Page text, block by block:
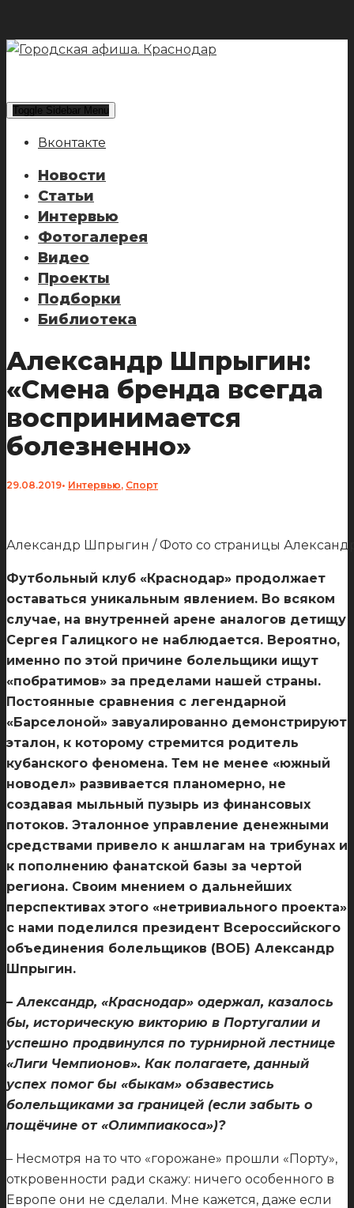
Toggle Sidebar Menu
Вконтакте
Новости
Статьи
Интервью
Фотогалерея
Видео
Проекты
Подборки
Библиотека
Александр Шпрыгин:
«Смена бренда всегда
воспринимается
болезненно»
29.08.2019• Интервью, Спорт
Александр Шпрыгин / Фото со страницы
Футбольный клуб «Краснодар» продолжает
оставаться уникальным явлением. Во всяком
случае, на внутренней арене аналогов детищу
Сергея Галицкого не наблюдается. Вероятно,
именно по этой причине болельщики ищут
«побратимов» за пределами нашей страны.
Постоянные сравнения с легендарной
«Барселоной» завуалированно демонстрируют
эталон, к которому стремится родитель
кубанского феномена. Тем не менее «южный
новодел» развивается планомерно, не
создавая мыльный пузырь из финансовых
потоков. Эталонное управление денежными
средствами привело к аншлагам на трибунах и
к пополнению фанатской базы за чертой
региона. Своим мнением о дальнейших
перспективах этого «нетривиального проекта»
с нами поделился президент Всероссийского
объединения болельщиков (ВОБ) Александр
Шпрыгин.
– Александр, «Краснодар» одержал, казалось
бы, историческую викторию в Португалии и
успешно продвинулся по турнирной лестнице
«Лиги Чемпионов». Как полагаете, данный
успех помог бы «быкам» обзавестись
болельщиками за границей (если забыть о
пощёчине от «Олимпиакоса»)?
– Несмотря на то что «горожане» прошли «Порту»,
откровенности ради скажу: ничего особенного в
Европе они не сделали. Мне кажется, даже если